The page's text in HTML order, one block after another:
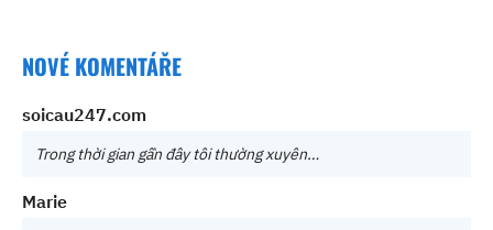
NOVÉ KOMENTÁŘE
soicau247.com
Trong thời gian gần đây tôi thường xuyên…
Marie